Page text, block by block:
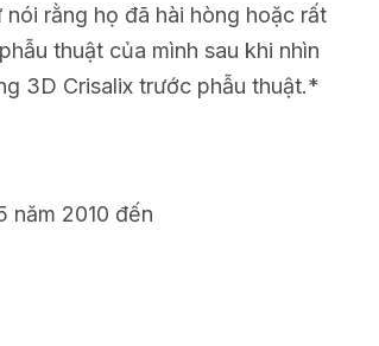
nói rằng họ đã hài hòng hoặc rất
thuật của mình sau khi nhìn
3D Crisalix trước phẫu thuật.*
năm 2010 đến